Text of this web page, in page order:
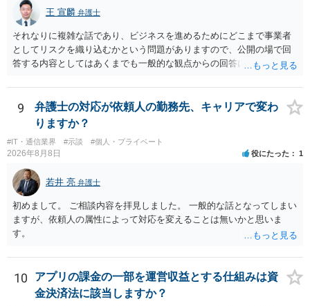
日本の商標権は原則として日本国内にのみ効力を持ちます。外国で販
売する場合は、販売国の商標・意匠等を確認する必要があります。 他
の作家の例は、許諾を得ている、権利が消滅している、侵害に当たら
ない、又は単に権利行使されていないなど、様々な可能性がありま
す。他人が販売していることだけでは、適法とは判断できません。
王 宣麟 弁護士
それなりに複雑な話であり、ビジネスを進めるためにどこまで事業者
としてリスクを織り込むかという問題がありますので、公開の場で回
答する内容としてはあくまでも一般的な観点からの回答になります
授業・言語コーチング」と明確に位置付け、サーフィンや農業体験、
工場見学等のアクティビティは、旅行商品ではなく授業に付随した無
償の交流・学習機会として整理すること。 ・宿泊・交通・レンタカー
等の契約主体および支払は常にクライアント本人と事業者の間で完結
させ、日本語講師は予約手続や支払の代理・媒介・取次・窓口を担わ
ないこと。 ・利用規約・免責条項では、①講師は旅行業者ではなく運
送・宿泊等のサービス提供者とは独立した立場であること、②参加者
の移動・アクティビティ参加は自己の判断と責任によること、③講師
の故意・重大な過失を除く範囲で事故等についての責任を限定するこ
とを明示すること。 この辺りは意識して書類等を作成された方がよろ
しいかと思います。 公開の場で個別具体的な内容に従って回答するの
にも限界がありますので、資料などを持参の上、弁護士の相談される
ことをお勧めします。
9
弁護士の対応が依頼人の勤務先、キャリアで変わ
りますか？
#IT・通信業界 #示談 #個人・プライベート
2026年8月8日 役にたった 1
若井 亮 弁護士
初めまして。 ご相談内容を拝見しました。 一般的な話となってしまい
ますが、依頼人の属性によって対応を変えることは無いかと思いま
す。
10
アプリの課金の一部を運営収益とする仕組みは資
金決済法に該当しますか？